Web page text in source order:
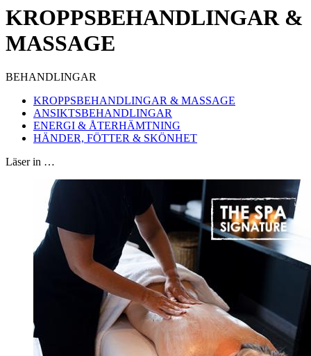
KROPPSBEHANDLINGAR &
MASSAGE
BEHANDLINGAR
KROPPSBEHANDLINGAR & MASSAGE
ANSIKTSBEHANDLINGAR
ENERGI & ÅTERHÄMTNING
HÄNDER, FÖTTER & SKÖNHET
Läser in …